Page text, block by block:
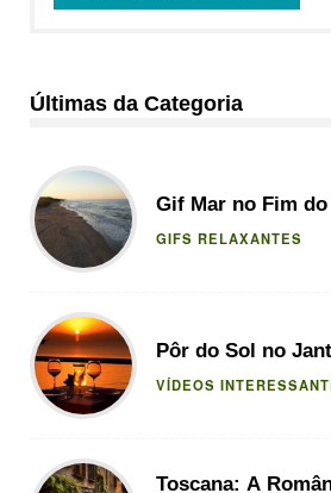
Últimas da Categoria
Gif Mar no Fim do
GIFS RELAXANTES
Pôr do Sol no
VÍDEOS
Toscana: A